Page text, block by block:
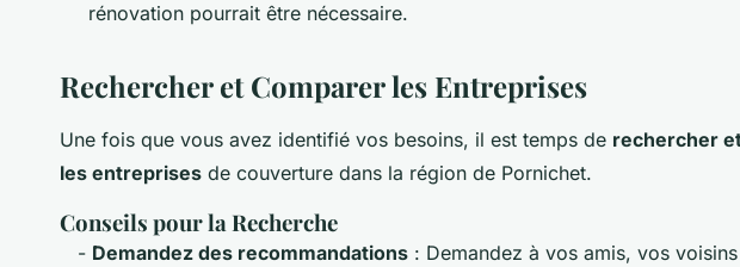
rénovation pourrait être nécessaire.
Rechercher et Comparer les Entreprises
Une fois que vous avez identifié vos besoins, il est temps de rechercher
les entreprises de couverture dans la région de Pornichet.
Conseils pour la Recherche
- Demandez des recommandations : Demandez à vos amis, vos